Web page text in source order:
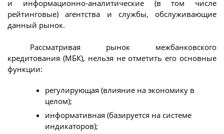
и информационно-аналитические (в том числе
рейтинговые) агентства и службы, обслуживающие
данный рынок.
Рассматривая рынок межбанковского
кредитования (МБК), нельзя не отметить его основные
функции:
регулирующая (влияние на экономику в
целом);
информативная (базируется на системе
индикаторов);